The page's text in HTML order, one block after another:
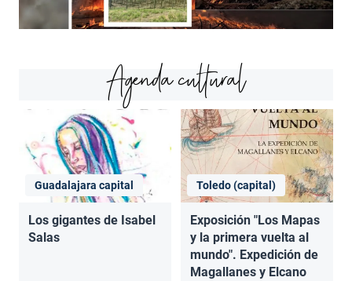
Agenda cultural
Guadalajara capital
Los gigantes de Isabel
Salas
Toledo (capital)
Exposición "Los Mapas
y la primera vuelta al
mundo". Expedición de
Magallanes y Elcano